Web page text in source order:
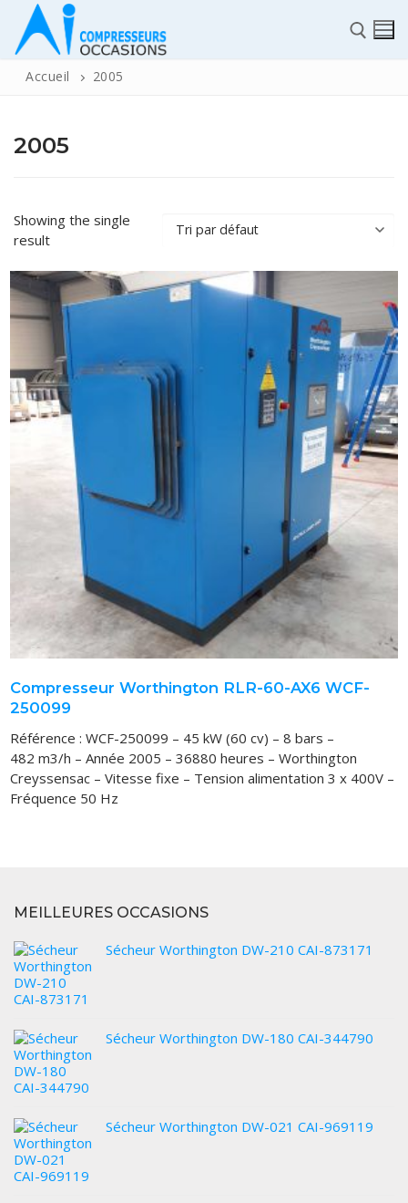
ACCUEIL
Pièces détachées
Automatisme Industrie
STOCK
VOUS ACHETEZ
VOUS VENDEZ
LOCATION
Accueil 2005
2005
Showing the single
result
Compresseur Worthington RLR-60-AX6 WCF-
250099
Référence : WCF-250099 – 45 kW (60 cv) – 8 bars –
482 m3/h – Année 2005 – 36880 heures – Worthington
Creyssensac – Vitesse fixe – Tension alimentation 3 x 400V –
Fréquence 50 Hz
MEILLEURES OCCASIONS
Sécheur Worthington DW-210 CAI-873171
Sécheur Worthington DW-180 CAI-344790
Sécheur Worthington DW-021 CAI-969119